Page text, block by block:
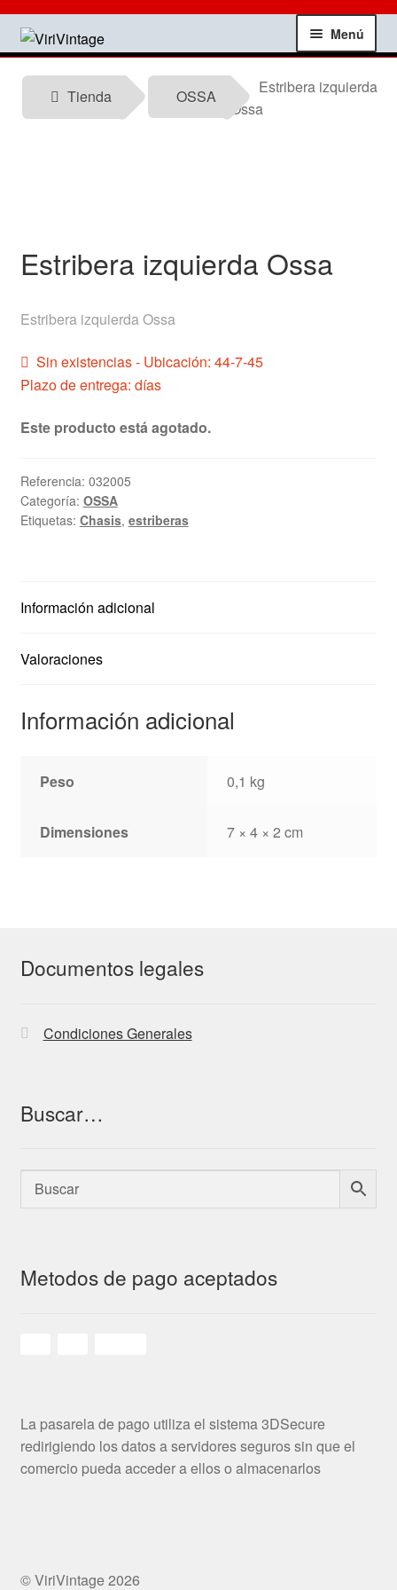
Ir
a
navegación
Ir
al
Menú
Tienda
Noticias
Testimonios
Ofertas
Ayuda
Tienda OSSA
Estribera izquierda
Ossa
Estribera izquierda Ossa
Estribera izquierda Ossa
Sin existencias - Ubicación: 44-7-45
Plazo de entrega: días
Este producto está agotado.
Referencia: 032005
Categoría: OSSA
Etiquetas: Chasis, estriberas
Información adicional
Valoraciones
Información adicional
Peso 0,1 kg
Dimensiones 7 × 4 × 2 cm
Documentos legales
Condiciones Generales
Buscar…
Metodos de pago aceptados
La pasarela de pago utiliza el sistema 3DSecure
redirigiendo los datos a servidores seguros sin que el
comercio pueda acceder a ellos o almacenarlos
© ViriVintage 2026